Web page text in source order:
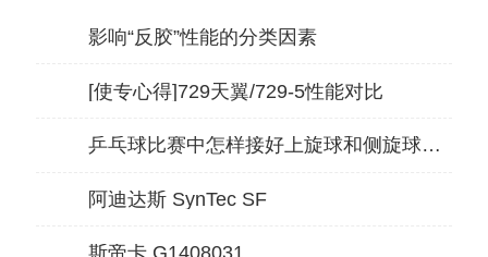
影响“反胶”性能的分类因素
[使专心得]729天翼/729-5性能对比
乒乓球比赛中怎样接好上旋球和侧旋球技巧
阿迪达斯 SynTec SF